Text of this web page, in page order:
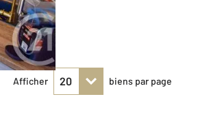
Afficher biens par page